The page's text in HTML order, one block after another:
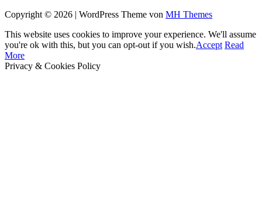
Copyright © 2026 | WordPress Theme von MH Themes
This website uses cookies to improve your experience. We'll assume
you're ok with this, but you can opt-out if you wish.Accept Read
More
Privacy & Cookies Policy